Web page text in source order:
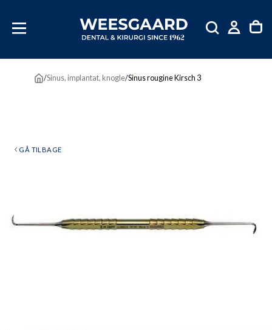
INDHOLD
/Sinus, implantat, knogle/Sinus rougine Kirsch 3
GÅ TILBAGE